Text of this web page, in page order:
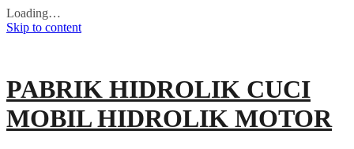
Loading…
Skip to content
PABRIK HIDROLIK CUCI
MOBIL HIDROLIK MOTOR